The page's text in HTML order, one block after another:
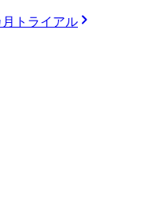
トライアル